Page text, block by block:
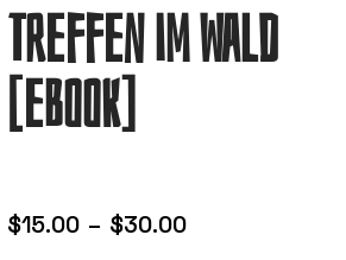
Treffen im Wald
[eBook]
$15.00 – $30.00